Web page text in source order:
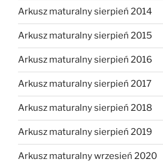
Arkusz maturalny sierpień 2014
Arkusz maturalny sierpień 2015
Arkusz maturalny sierpień 2016
Arkusz maturalny sierpień 2017
Arkusz maturalny sierpień 2018
Arkusz maturalny sierpień 2019
Arkusz maturalny wrzesień 2020